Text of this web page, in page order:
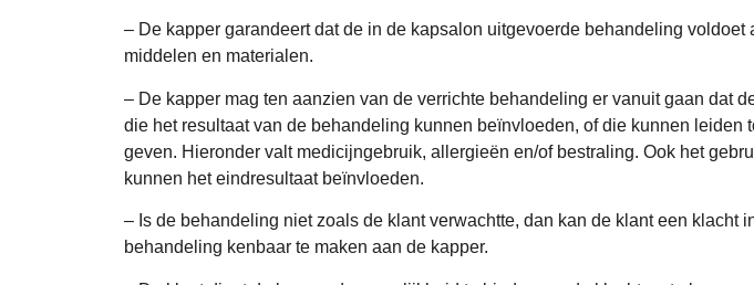
– De kapper garandeert dat de in de kapsalon uitgevoerde behandeling
middelen en materialen.
– De kapper mag ten aanzien van de verrichte behandeling er vanuit gaan dat
die het resultaat van de behandeling kunnen beïnvloeden, of die kunnen
geven. Hieronder valt medicijngebruik, allergieën en/of bestraling. Ook het
kunnen het eindresultaat beïnvloeden.
– Is de behandeling niet zoals de klant verwachtte, dan kan de klant een
behandeling kenbaar te maken aan de kapper.